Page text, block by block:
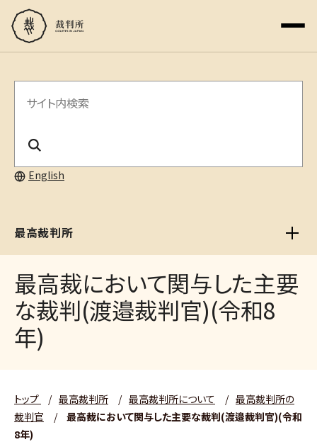
English
サ
内
索
最高裁判所
最高裁において関与した主要
な裁判(渡邉裁判官)(令和8
年)
トップ / 最高裁判所 / 最高裁判所について / 最高裁判所の
裁判官
/
最高裁において関与した主要な裁判(渡邉裁判官)(令和
8年)